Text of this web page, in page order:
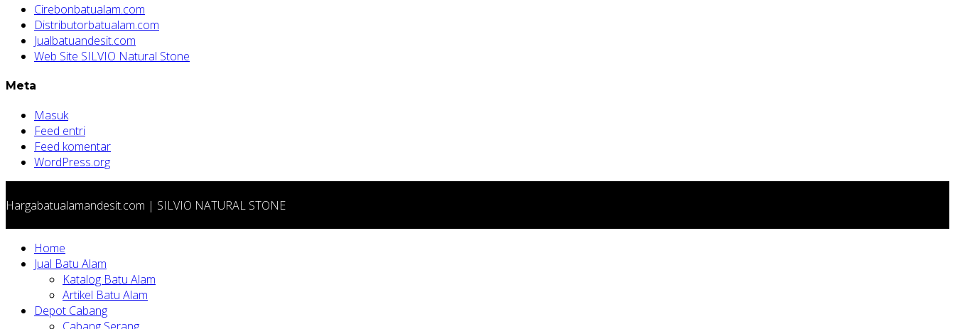
Cirebonbatualam.com
Distributorbatualam.com
Jualbatuandesit.com
Web Site SILVIO Natural Stone
Meta
Masuk
Feed entri
Feed komentar
WordPress.org
Hargabatualamandesit.com | SILVIO NATURAL STONE
Home
Jual Batu Alam
Katalog Batu Alam
Artikel Batu Alam
Depot Cabang